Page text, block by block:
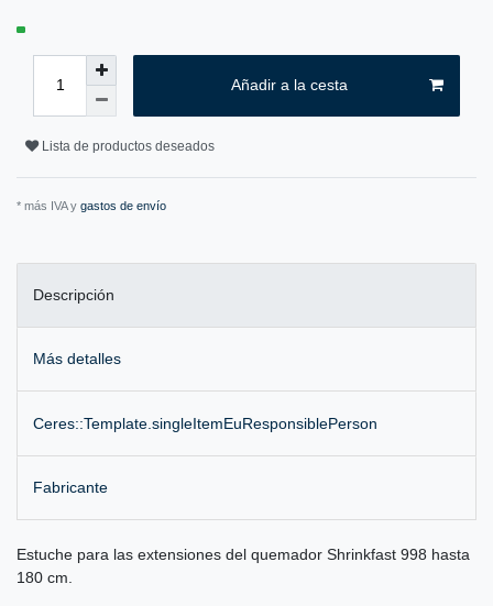
Añadir a la cesta
Lista de productos deseados
* más IVA y gastos de envío
Descripción
Más detalles
Ceres::Template.singleItemEuResponsiblePerson
Fabricante
Estuche para las extensiones del quemador Shrinkfast 998 hasta
180 cm.